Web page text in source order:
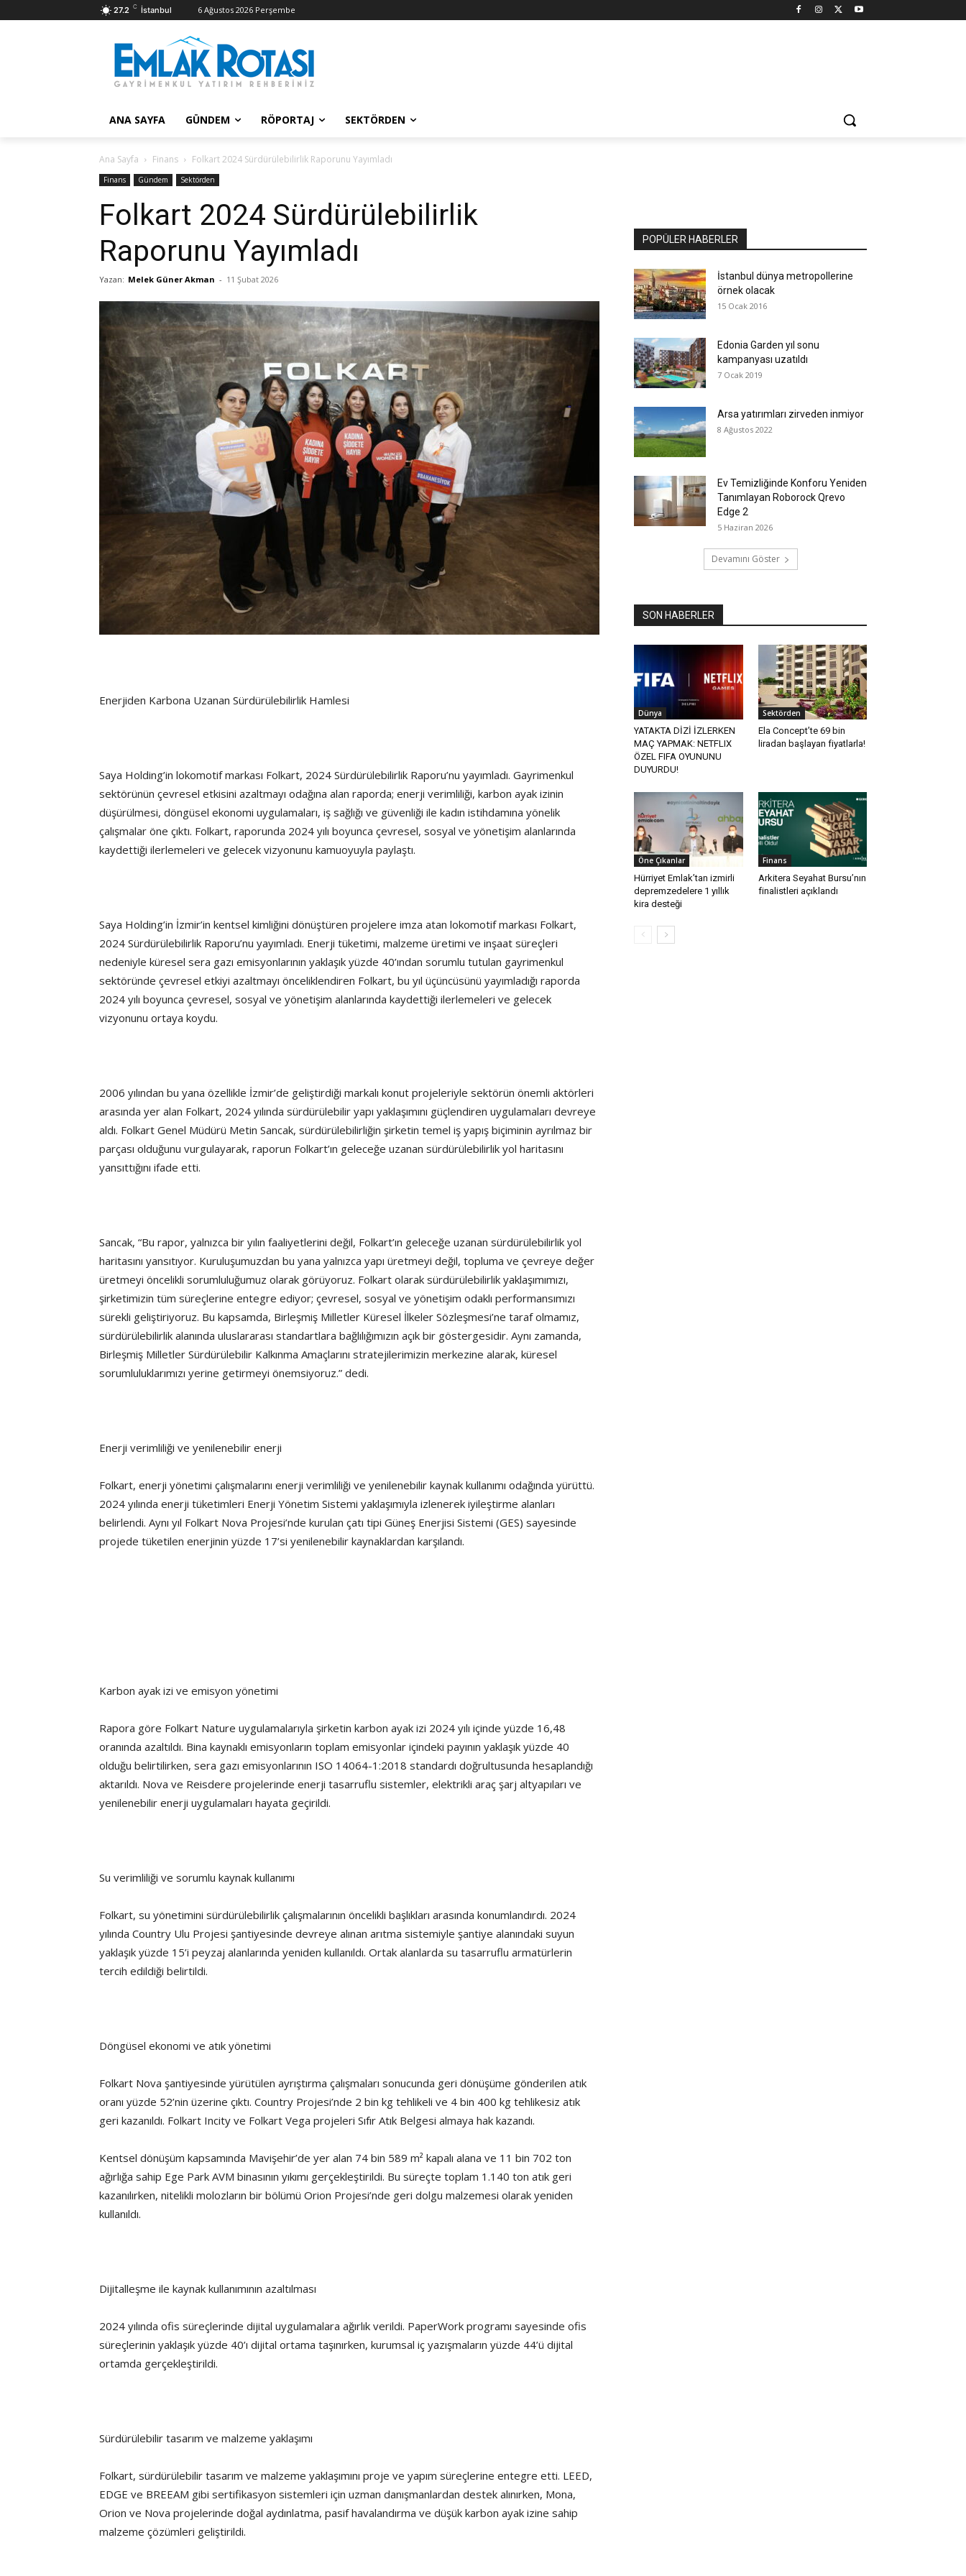
27.2 C İstanbul 6 Ağustos 2026 Perşembe
ANA SAYFA GÜNDEM RÖPORTAJ SEKTÖRDEN
Ana Sayfa Finans Folkart 2024 Sürdürülebilirlik Raporunu Yayımladı
Finans Gündem Sektörden
Folkart 2024 Sürdürülebilirlik
Raporunu Yayımladı
Yazan: Melek Güner Akman - 11 Şubat 2026
Enerjiden Karbona Uzanan Sürdürülebilirlik Hamlesi
Saya Holding’in lokomotif markası Folkart, 2024 Sürdürülebilirlik Raporu’nu yayımladı. Gayrimenkul
sektörünün çevresel etkisini azaltmayı odağına alan raporda; enerji verimliliği, karbon ayak izinin
düşürülmesi, döngüsel ekonomi uygulamaları, iş sağlığı ve güvenliği ile kadın istihdamına yönelik
çalışmalar öne çıktı. Folkart, raporunda 2024 yılı boyunca çevresel, sosyal ve yönetişim alanlarında
kaydettiği ilerlemeleri ve gelecek vizyonunu kamuoyuyla paylaştı.
Saya Holding’in İzmir’in kentsel kimliğini dönüştüren projelere imza atan lokomotif markası Folkart,
2024 Sürdürülebilirlik Raporu’nu yayımladı. Enerji tüketimi, malzeme üretimi ve inşaat süreçleri
nedeniyle küresel sera gazı emisyonlarının yaklaşık yüzde 40’ından sorumlu tutulan gayrimenkul
sektöründe çevresel etkiyi azaltmayı önceliklendiren Folkart, bu yıl üçüncüsünü yayımladığı raporda
2024 yılı boyunca çevresel, sosyal ve yönetişim alanlarında kaydettiği ilerlemeleri ve gelecek
vizyonunu ortaya koydu.
2006 yılından bu yana özellikle İzmir’de geliştirdiği markalı konut projeleriyle sektörün önemli aktörleri
arasında yer alan Folkart, 2024 yılında sürdürülebilir yapı yaklaşımını güçlendiren uygulamaları devreye
aldı. Folkart Genel Müdürü Metin Sancak, sürdürülebilirliğin şirketin temel iş yapış biçiminin ayrılmaz bir
parçası olduğunu vurgulayarak, raporun Folkart’ın geleceğe uzanan sürdürülebilirlik yol haritasını
yansıttığını ifade etti.
Sancak, “Bu rapor, yalnızca bir yılın faaliyetlerini değil, Folkart’ın geleceğe uzanan sürdürülebilirlik yol
haritasını yansıtıyor. Kuruluşumuzdan bu yana yalnızca yapı üretmeyi değil, topluma ve çevreye değer
üretmeyi öncelikli sorumluluğumuz olarak görüyoruz. Folkart olarak sürdürülebilirlik yaklaşımımızı,
şirketimizin tüm süreçlerine entegre ediyor; çevresel, sosyal ve yönetişim odaklı performansımızı
sürekli geliştiriyoruz. Bu kapsamda, Birleşmiş Milletler Küresel İlkeler Sözleşmesi’ne taraf olmamız,
sürdürülebilirlik alanında uluslararası standartlara bağlılığımızın açık bir göstergesidir. Aynı zamanda,
Birleşmiş Milletler Sürdürülebilir Kalkınma Amaçlarını stratejilerimizin merkezine alarak, küresel
sorumluluklarımızı yerine getirmeyi önemsiyoruz.” dedi.
Enerji verimliliği ve yenilenebilir enerji
Folkart, enerji yönetimi çalışmalarını enerji verimliliği ve yenilenebilir kaynak kullanımı odağında yürüttü.
2024 yılında enerji tüketimleri Enerji Yönetim Sistemi yaklaşımıyla izlenerek iyileştirme alanları
belirlendi. Aynı yıl Folkart Nova Projesi’nde kurulan çatı tipi Güneş Enerjisi Sistemi (GES) sayesinde
projede tüketilen enerjinin yüzde 17’si yenilenebilir kaynaklardan karşılandı.
Karbon ayak izi ve emisyon yönetimi
Rapora göre Folkart Nature uygulamalarıyla şirketin karbon ayak izi 2024 yılı içinde yüzde 16,48
oranında azaltıldı. Bina kaynaklı emisyonların toplam emisyonlar içindeki payının yaklaşık yüzde 40
olduğu belirtilirken, sera gazı emisyonlarının ISO 14064-1:2018 standardı doğrultusunda hesaplandığı
aktarıldı. Nova ve Reisdere projelerinde enerji tasarruflu sistemler, elektrikli araç şarj altyapıları ve
yenilenebilir enerji uygulamaları hayata geçirildi.
Su verimliliği ve sorumlu kaynak kullanımı
Folkart, su yönetimini sürdürülebilirlik çalışmalarının öncelikli başlıkları arasında konumlandırdı. 2024
yılında Country Ulu Projesi şantiyesinde devreye alınan arıtma sistemiyle şantiye alanındaki suyun
yaklaşık yüzde 15’i peyzaj alanlarında yeniden kullanıldı. Ortak alanlarda su tasarruflu armatürlerin
tercih edildiği belirtildi.
Döngüsel ekonomi ve atık yönetimi
Folkart Nova şantiyesinde yürütülen ayrıştırma çalışmaları sonucunda geri dönüşüme gönderilen atık
oranı yüzde 52’nin üzerine çıktı. Country Projesi’nde 2 bin kg tehlikeli ve 4 bin 400 kg tehlikesiz atık
geri kazanıldı. Folkart Incity ve Folkart Vega projeleri Sıfır Atık Belgesi almaya hak kazandı.
Kentsel dönüşüm kapsamında Mavişehir’de yer alan 74 bin 589 m² kapalı alana ve 11 bin 702 ton
ağırlığa sahip Ege Park AVM binasının yıkımı gerçekleştirildi. Bu süreçte toplam 1.140 ton atık geri
kazanılırken, nitelikli molozların bir bölümü Orion Projesi’nde geri dolgu malzemesi olarak yeniden
kullanıldı.
Dijitalleşme ile kaynak kullanımının azaltılması
2024 yılında ofis süreçlerinde dijital uygulamalara ağırlık verildi. PaperWork programı sayesinde ofis
süreçlerinin yaklaşık yüzde 40’ı dijital ortama taşınırken, kurumsal iç yazışmaların yüzde 44’ü dijital
ortamda gerçekleştirildi.
Sürdürülebilir tasarım ve malzeme yaklaşımı
Folkart, sürdürülebilir tasarım ve malzeme yaklaşımını proje ve yapım süreçlerine entegre etti. LEED,
EDGE ve BREEAM gibi sertifikasyon sistemleri için uzman danışmanlardan destek alınırken, Mona,
Orion ve Nova projelerinde doğal aydınlatma, pasif havalandırma ve düşük karbon ayak izine sahip
malzeme çözümleri geliştirildi.
POPÜLER HABERLER
İstanbul dünya metropollerine
örnek olacak
15 Ocak 2016
Edonia Garden yıl sonu
kampanyası uzatıldı
7 Ocak 2019
Arsa yatırımları zirveden inmiyor
8 Ağustos 2022
Ev Temizliğinde Konforu Yeniden
Tanımlayan Roborock Qrevo
Edge 2
5 Haziran 2026
Devamını Göster
SON HABERLER
Dünya
YATAKTA DİZİ İZLERKEN
MAÇ YAPMAK: NETFLIX
ÖZEL FIFA OYUNUNU
DUYURDU!
Sektörden
Ela Concept’te 69 bin
liradan başlayan fiyatlarla!
Öne Çıkanlar
Hürriyet Emlak’tan izmirli
depremzedelere 1 yıllık
kira desteği
Finans
Arkitera Seyahat Bursu’nın
finalistleri açıklandı